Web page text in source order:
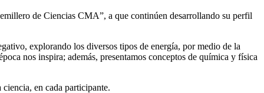
de Ciencias CMA”, a que continúen desarrollando su perfil
explorando los diversos tipos de energía, por medio de la
nos inspira; además, presentamos conceptos de química y física
en cada participante.